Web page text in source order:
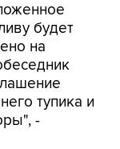
будет
на
тупика и
-